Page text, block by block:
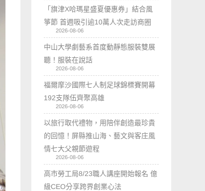
「旗津X哈瑪星盛夏優惠券」結合風
箏節 首週吸引逾10萬人次走訪商圈
2026-08-06
中山大學劇藝系首度動靜態服裝雙展
聽！服裝在說話
2026-08-06
福爾摩沙國際七人制足球錦標賽開幕
192支隊伍齊聚高雄
2026-08-06
以旅行取代禮物，用陪伴創造最珍貴
的回憶！屏縣推山海、藝文與客庄風
情七大父親節遊程
2026-08-06
高市勞工局8/23職人講座開始報名 億
級CEO分享跨界創業心法